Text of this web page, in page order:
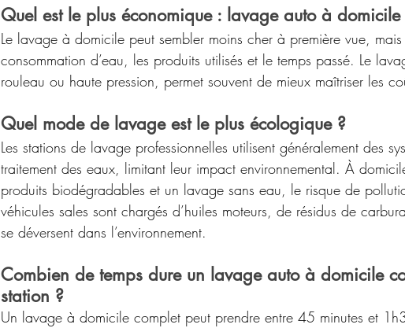
Quel est le plus économique : lavage auto à
Le lavage à domicile peut sembler moins cher à première vue,
consommation d’eau, les produits utilisés et le temps passé. Le
rouleau ou haute pression, permet souvent de mieux maîtriser les
Quel mode de lavage est le plus écologique ?
Les stations de lavage professionnelles utilisent généralement des
traitement des eaux, limitant leur impact environnemental. À
produits biodégradables et un lavage sans eau, le risque de
véhicules sales sont chargés d’huiles moteurs, de résidus de
se déversent dans l’environnement.
Combien de temps dure un lavage auto à domicile
station ?
Un lavage à domicile complet peut prendre entre 45 minutes et